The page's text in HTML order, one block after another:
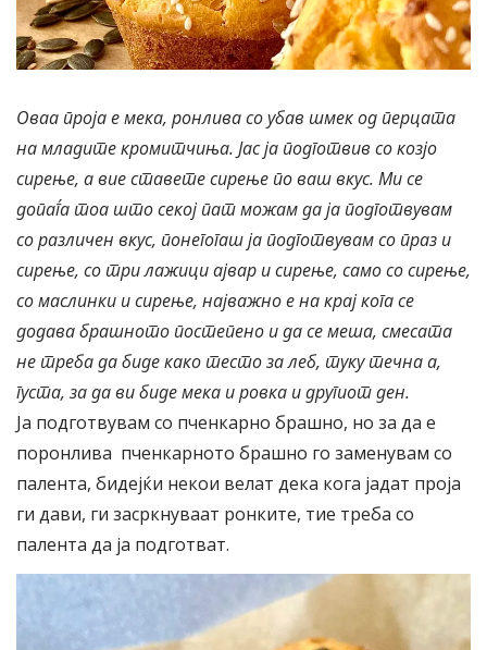
Оваа проја е мека, ронлива со убав шмек од перцата
на младите кромитчиња. Јас ја подготвив со козјо
сирење, а вие ставете сирење по ваш вкус. Ми се
допаѓа тоа што секој пат можам да ја подготвувам
со различен вкус, понегогаш ја подготвувам со праз и
сирење, со три лажици ајвар и сирење, само со сирење,
со маслинки и сирење, најважно е на крај кога се
додава брашното постепено и да се меша, смесата
не треба да биде како тесто за леб, туку течна а,
густа, за да ви биде мека и ровка и другиот ден.
Ја подготвувам со пченкарно брашно, но за да е
поронлива пченкарното брашно го заменувам со
палента, бидејќи некои велат дека кога јадат проја
ги дави, ги засркнуваат ронките, тие треба со
палента да ја подготват.